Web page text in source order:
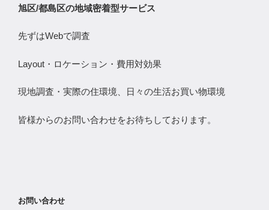
旭区/都島区の地域密着型サービス
先ずはWebで調査
Layout・ロケーション・費用対効果
現地調査・実際の住環境、日々の生活お買い物環境
皆様からのお問い合わせをお待ちしております。
お問い合わせ